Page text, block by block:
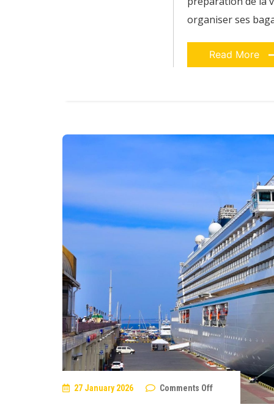
organiser ses
Read More
27 January 2026 Comments Offon
détente